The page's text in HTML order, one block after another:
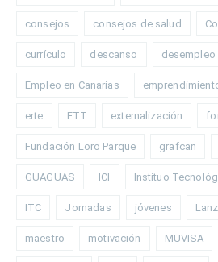
consejos consejos de salud
currículo descanso desempleo
Empleo en Canarias
erte ETT externalización
Fundación Loro Parque grafcan
GUAGUAS ICI Instituo
ITC Jornadas jóvenes
maestro motivación MUVISA